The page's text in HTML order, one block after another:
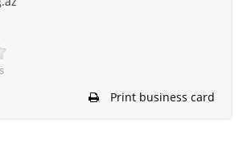
Print business card